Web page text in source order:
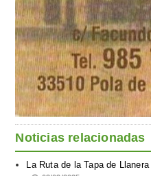
Noticias relacionadas
La Ruta de la Tapa de